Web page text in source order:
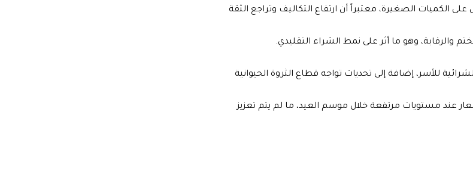
الصغيرة، معتبراً أن ارتفاع التكاليف وتراجع الثقة
والرقابة، وهو ما أثر على نمط الشراء التقليدي.
للأسر، إضافة إلى تحديات تواجه قطاع الثروة الحيوانية
عند مستويات مرتفعة خلال موسم العيد، ما لم يتم تعزيز